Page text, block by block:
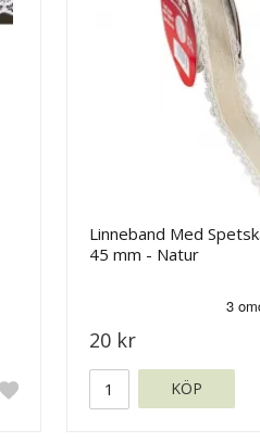
Linneband Med
45 mm - Natur
20 kr
KÖP